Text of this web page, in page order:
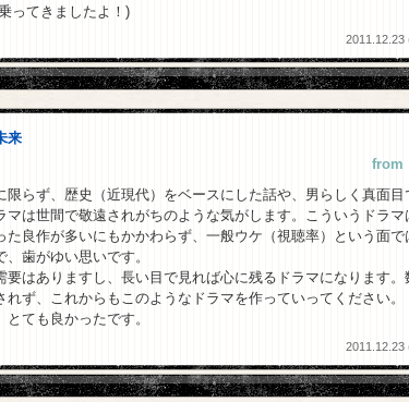
ってきましたよ！)
2011.12.23
来
from
限らず、歴史（近現代）をベースにした話や、男らしく真面目
マは世間で敬遠されがちのような気がします。こういうドラマ
た良作が多いにもかかわらず、一般ウケ（視聴率）という面で
、歯がゆい思いです。
要はありますし、長い目で見れば心に残るドラマになります。
れず、これからもこのようなドラマを作っていってください。
とても良かったです。
2011.12.23